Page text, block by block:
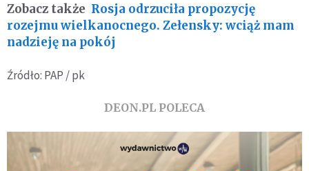
Zobacz także Rosja odrzuciła propozycję
rozejmu wielkanocnego. Zełensky: wciąż mam
nadzieję na pokój
Źródło: PAP / pk
DEON.PL POLECA